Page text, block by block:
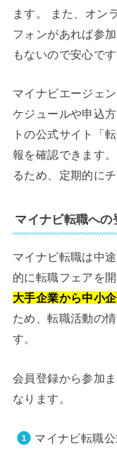
ます。 また、オン
フォンがあれば参
もないので安心です
マイナビエージェ
ケジュールや申込
トの公式サイト「
報を確認できます
るため、定期的に
マイナビ転職へ
マイナビ転職は中
的に転職フェアを
大手企業から中小
ため、転職活動の
す。
会員登録から参加
なります。
マイナビ転職